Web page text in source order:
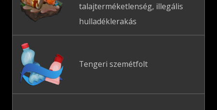
talajterméketlenség, illegális
hulladéklerakás
Tengeri szemétfolt